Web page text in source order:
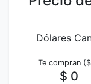
Dólares
Te compran
$ 0